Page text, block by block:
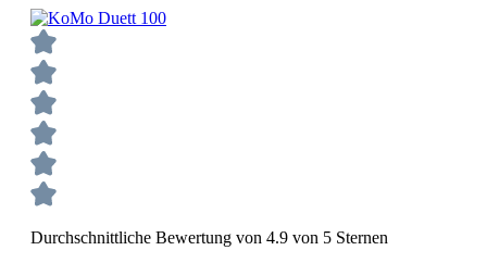
Durchschnittliche Bewertung von 4.9 von 5 Sternen